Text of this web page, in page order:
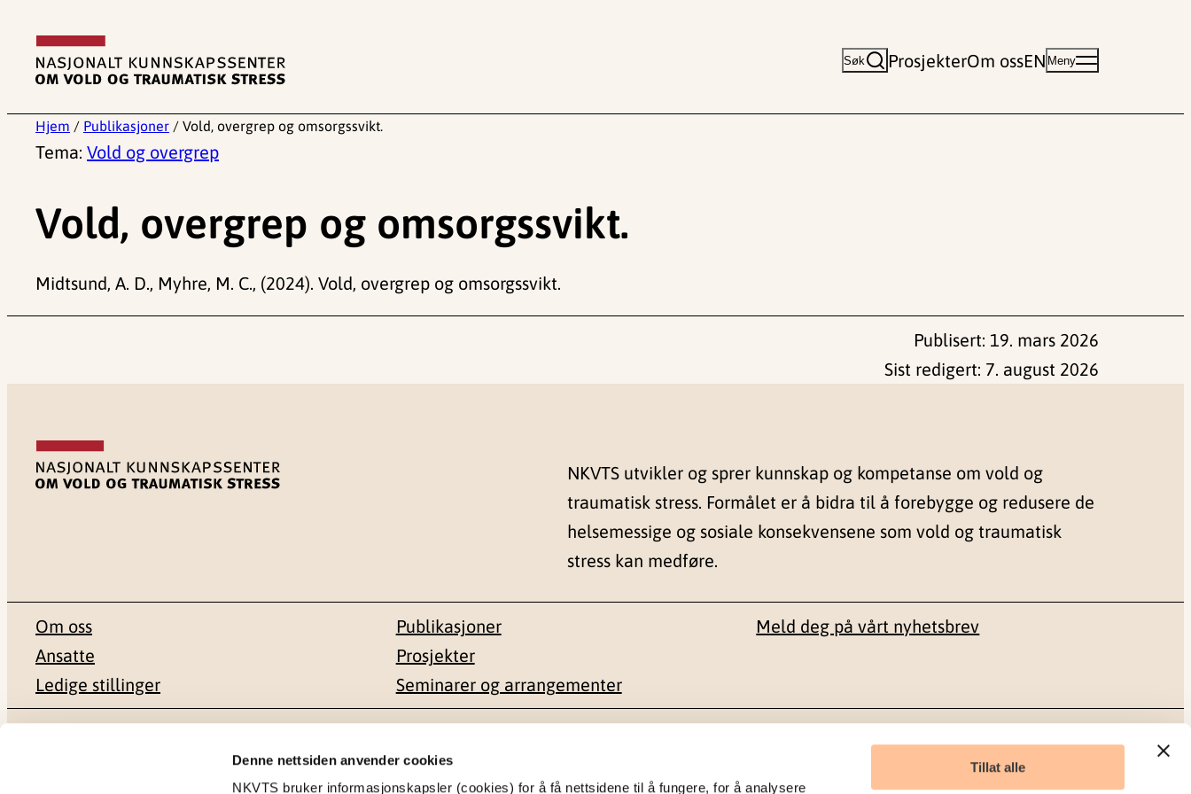
Denne nettsiden anvender cookies
NKVTS bruker informasjonskapsler (cookies) for å få nettsidene til å fungere, for å analysere
Tillat alle
innhold
Søk ProsjekterOm ossEN Meny
Hjem / Publikasjoner / Vold, overgrep og omsorgssvikt.
Tema: Vold og overgrep
Vold, overgrep og omsorgssvikt.
Midtsund, A. D., Myhre, M. C., (2024). Vold, overgrep og omsorgssvikt.
Publisert: 19. mars 2026
Sist redigert: 7. august 2026
NKVTS utvikler og sprer kunnskap og kompetanse om vold og
traumatisk stress. Formålet er å bidra til å forebygge og redusere de
helsemessige og sosiale konsekvensene som vold og traumatisk
stress kan medføre.
Om oss
Ansatte
Ledige stillinger
Publikasjoner
Prosjekter
Seminarer og arrangementer
Meld deg på vårt nyhetsbrev
Besøksadresse Sosiale medier